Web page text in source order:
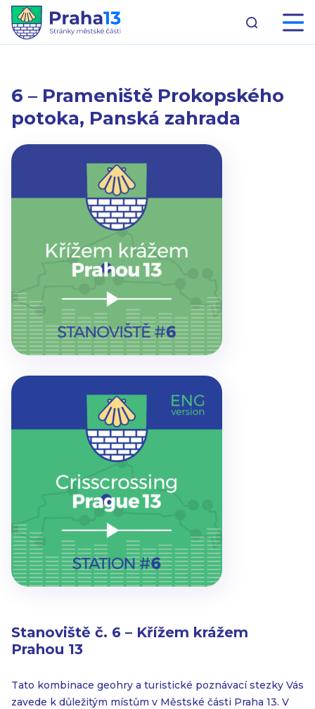
6 – Prameniště Prokopského
potoka, Panská zahrada
Stanoviště č. 6 – Křížem krážem
Prahou 13
Tato kombinace geohry a turistické poznávací stezky Vás
zavede k důležitým místům v Městské části Praha 13. V